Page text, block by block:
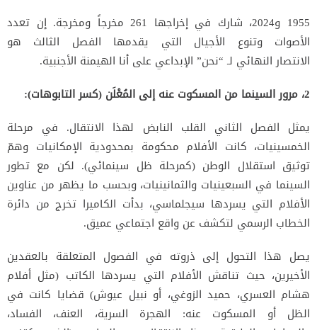
1955 و2024، شارك في إخراجها 261 مخرجاً ومخرجة. إن تعدد
الأصوات وتنوع الأجيال التي يقدمها الفصل الثالث هو
الانتصار النهائي لـ “نحن” الإبداعي على أنا الهيمنة الأجنبية.
2، مرور السينما من المسكوت عنه إلى المُعْلَن (كسر التابوهات):
يمثل الفصل الثاني القلب النابض لهذا الانتقال. في مرحلة
الخمسينيات، كانت الأفلام محكومة بمحدودية الإمكانيات وهمّ
توثيق استقلال الوطن (كمرحلة ظل سينمائي). لكن مع تطور
السينما في السبعينيات والثمانينيات، وبحسب ما يظهر من عناوين
الأفلام التي يسردها سيجلماسي، بدأت الكاميرا تخرج من دائرة
الخطاب الرسمي لتكشف عن واقع اجتماعي عميق.
يصل هذا التحول إلى ذروته في الفصول المتعلقة بالعقدين
الأخيرين، حيث تناقش الأفلام التي يسردها الكاتب (مثل أفلام
هشام العسري، حميد الزوغي، أو نبيل عيوش) قضايا كانت في
الظل أو المسكوت عنه: الهجرة السرية، العنف، الفساد،